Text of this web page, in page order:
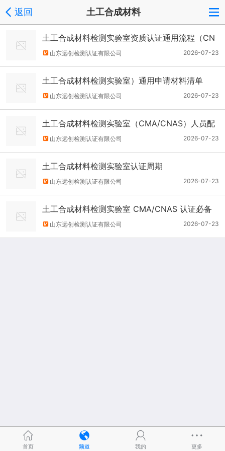
返回 土工合成材料
土工合成材料检测实验室资质认证通用流程（CN
AS/CMA）
2026-07-23
山东远创检测认证有限公司
土工合成材料检测实验室）通用申请材料清单
2026-07-23
山东远创检测认证有限公司
土工合成材料检测实验室（CMA/CNAS）人员配
置及资质要求
2026-07-23
山东远创检测认证有限公司
土工合成材料检测实验室认证周期
2026-07-23
山东远创检测认证有限公司
土工合成材料检测实验室 CMA/CNAS 认证必备
条件及完整过程介绍
2026-07-23
山东远创检测认证有限公司
首页 频道 我的 更多